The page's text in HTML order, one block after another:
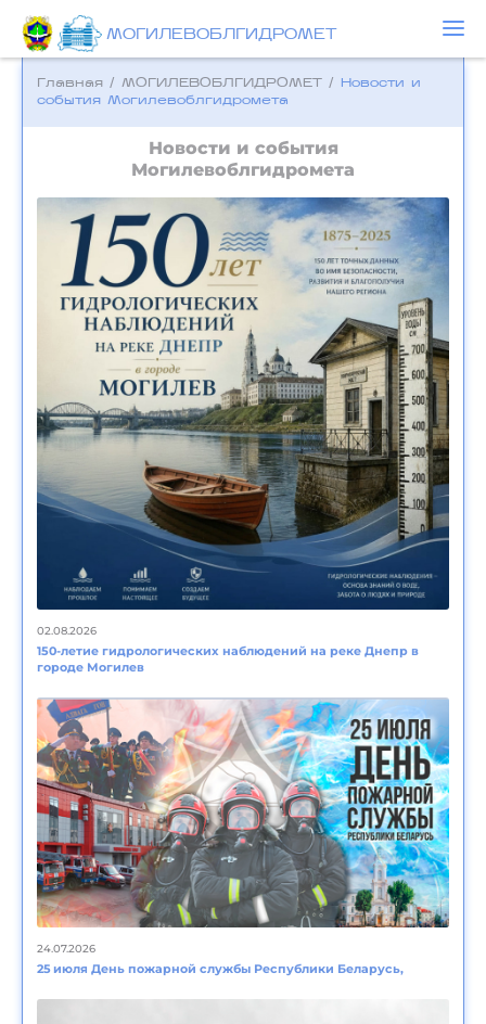
МОГИЛЕВОБЛГИДРОМЕТ
Главная / МОГИЛЕВОБЛГИДРОМЕТ /
Новости и
события Могилевоблгидромета
Новости и события
Могилевоблгидромета
02.08.2026
150-летие гидрологических наблюдений на реке Днепр в
городе Могилев
24.07.2026
25 июля День пожарной службы Республики Беларусь,